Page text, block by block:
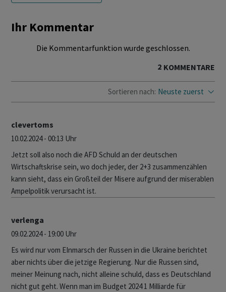
Ihr Kommentar
Die Kommentarfunktion wurde geschlossen.
2 KOMMENTARE
Sortieren nach: Neuste zuerst
clevertoms
10.02.2024 - 00:13 Uhr
Jetzt soll also noch die AFD Schuld an der deutschen
Wirtschaftskrise sein, wo doch jeder, der 2+3 zusammenzählen
kann sieht, dass ein Großteil der Misere aufgrund der miserablen
Ampelpolitik verursacht ist.
verlenga
09.02.2024 - 19:00 Uhr
Es wird nur vom EInmarsch der Russen in die Ukraine berichtet
aber nichts über die jetzige Regierung. Nur die Russen sind,
meiner Meinung nach, nicht alleine schuld, dass es Deutschland
nicht gut geht. Wenn man im Budget 2024 1 Milliarde für